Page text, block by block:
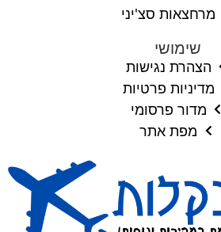
מרחצאות סצ'יני
שימושי
הצהרת נגישות
מדיניות פרטיות
מדור פרסומי
מפת אתר